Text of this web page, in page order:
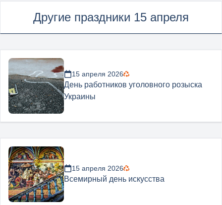
Другие праздники 15 апреля
15 апреля 2026
День работников уголовного розыска
Украины
15 апреля 2026
Всемирный день искусства